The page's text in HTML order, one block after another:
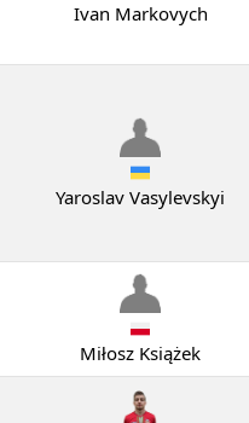
Ivan Markovych
Yaroslav Vasylevskyi
Miłosz Książek